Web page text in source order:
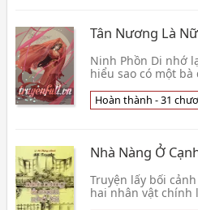
Tân Nương Là
Ninh Phồn Di nhớ
hiểu sao có một
đã bị
Hoàn thành - 31
Nhà Nàng Ở
Truyện lấy bối
hai nhân vật chính